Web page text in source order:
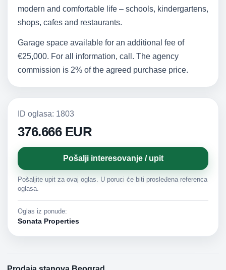
modern and comfortable life – schools, kindergartens,
shops, cafes and restaurants.
Garage space available for an additional fee of
€25,000. For all information, call. The agency
commission is 2% of the agreed purchase price.
ID oglasa: 1803
376.666 EUR
Pošalji interesovanje / upit
Pošaljite upit za ovaj oglas. U poruci će biti prosleđena referenca
oglasa.
Oglas iz ponude:
Sonata Properties